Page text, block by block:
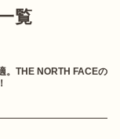
覧
。THE NORTH FACEの